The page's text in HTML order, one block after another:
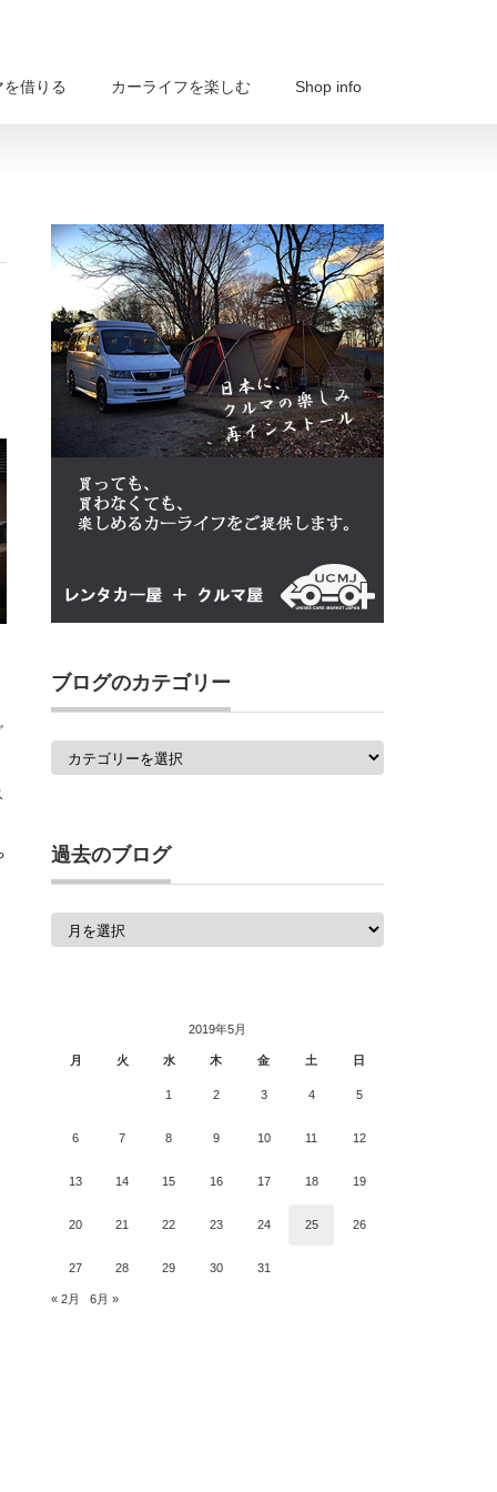
を借りる カーライフを楽しむ Shop info
ブログのカテゴリー
ブ
ゴ
リ
ー
過去のブログ
過
2019年5月
月 火 水 木 金 土 日
1 2 3 4 5
6 7 8 9 10 11 12
13 14 15 16 17 18 19
20 21 22 23 24 25 26
27 28 29 30 31
« 2月 6月 »